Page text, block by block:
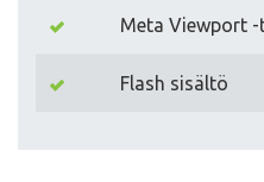
Meta Viewport
Flash sisältö